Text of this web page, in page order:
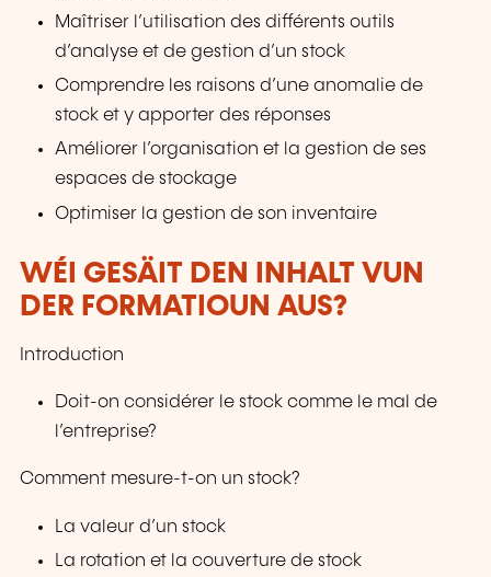
Maîtriser l’utilisation des différents outils
d’analyse et de gestion d’un stock
Comprendre les raisons d’une anomalie de
stock et y apporter des réponses
Améliorer l’organisation et la gestion de ses
espaces de stockage
Optimiser la gestion de son inventaire
WÉI GESÄIT DEN INHALT VUN
DER FORMATIOUN AUS?
Introduction
Doit-on considérer le stock comme le mal de
l’entreprise?
Comment mesure-t-on un stock?
La valeur d’un stock
La rotation et la couverture de stock